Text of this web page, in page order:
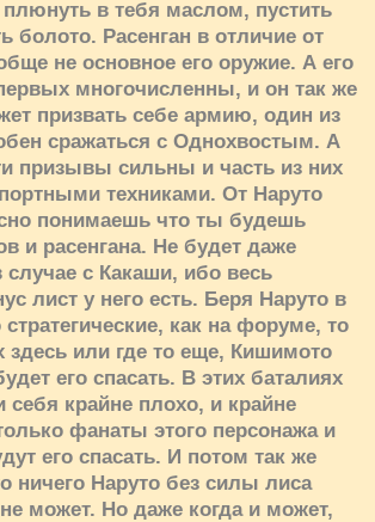
в тебя маслом, пустить
болото. Расенган в отличие от
не основное его оружие. А его
многочисленны, и он так же
призвать себе армию, один из
сражаться с Однохвостым. А
призывы сильны и часть из них
техниками. От Наруто
понимаешь что ты будешь
и расенгана. Не будет даже
случае с Какаши, ибо весь
лист у него есть. Беря Наруто в
как на форуме, то
здесь или где то еще, Кишимото
его спасать. В этих баталиях
себя крайне плохо, и крайне
фанаты этого персонажа и
его спасать. И потом так же
ничего Наруто без силы лиса
может. Но даже когда и может,